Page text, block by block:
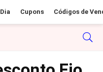
Cupons Códigos de